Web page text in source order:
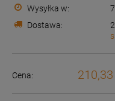
Wysyłka w:
Dostawa:
Cena nie zawiera
Cena: 210,33